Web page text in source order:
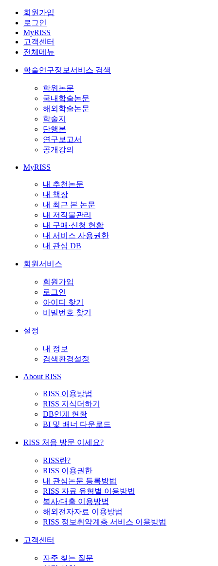
회원가입
로그인
MyRISS
고객센터
전체메뉴
학술연구정보서비스 검색
학위논문
국내학술논문
해외학술논문
학술지
단행본
연구보고서
공개강의
MyRISS
내 추천논문
내 책장
내 최근 본 논문
내 저작물관리
내 구매·신청 현황
내 서비스 사용권한
내 관심 DB
회원서비스
회원가입
로그인
아이디 찾기
비밀번호 찾기
설정
내 정보
검색환경설정
About RISS
RISS 이용방법
RISS 지식더하기
DB연계 현황
BI 및 배너 다운로드
RISS 처음 방문 이세요?
RISS란?
RISS 이용권한
내 관심논문 등록방법
RISS 자료 유형별 이용방법
복사/대출 이용방법
해외전자자료 이용방법
RISS 정보취약계층 서비스 이용방법
고객센터
자주 찾는 질문